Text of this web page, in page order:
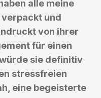
alle meine
und
von ihrer
für einen
sie definitiv
stressfreien
eine begeisterte